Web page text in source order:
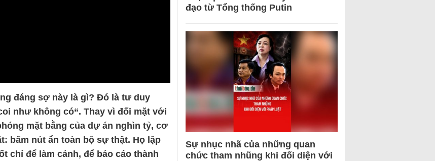
đáng sợ này là gì? Đó là tư duy
như không có“. Thay vì đối mặt với
mặt bằng của dự án nghìn tỷ, cơ
bấm nút ẩn toàn bộ sự thật. Họ lập
chỉ để làm cảnh, để báo cáo thành
đạo từ Tổng thống Putin
Sự nhục nhã của những quan
chức tham nhũng khi đối diện với